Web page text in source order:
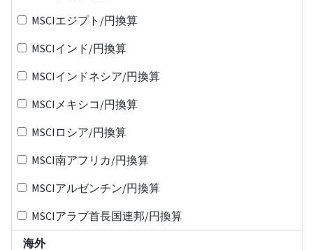
MSCIエジプト/円換算
MSCIインド/円換算
MSCIインドネシア/円換算
MSCIメキシコ/円換算
MSCIロシア/円換算
MSCI南アフリカ/円換算
MSCIアルゼンチン/円換算
MSCIアラブ首長国連邦/円換算
海外